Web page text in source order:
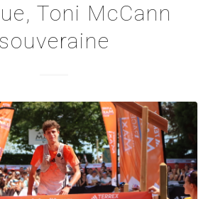
Toni McCann
souveraine